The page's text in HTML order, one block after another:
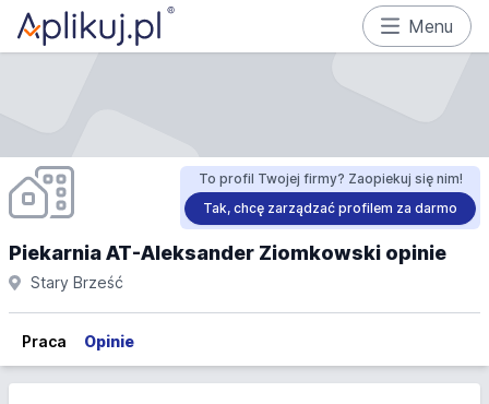
Menu
To profil Twojej firmy? Zaopiekuj się nim!
Tak, chcę zarządzać profilem za darmo
Piekarnia AT-Aleksander Ziomkowski opinie
Stary Brześć
Praca Opinie